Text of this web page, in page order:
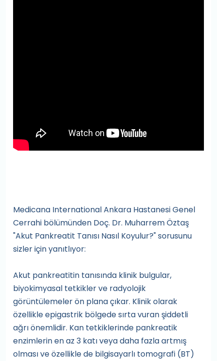
Medicana International Ankara Hastanesi Genel
Cerrahi bölümünden Doç. Dr. Muharrem Öztaş
"Akut Pankreatit Tanısı Nasıl Koyulur?" sorusunu
sizler için yanıtlıyor:
Akut pankreatitin tanısında klinik bulgular,
biyokimyasal tetkikler ve radyolojik
görüntülemeler ön plana çıkar. Klinik olarak
özellikle epigastrik bölgede sırta vuran şiddetli
ağrı önemlidir. Kan tetkiklerinde pankreatik
enzimlerin en az 3 katı veya daha fazla artmış
olması ve özellikle de bilgisayarlı tomografi (BT)